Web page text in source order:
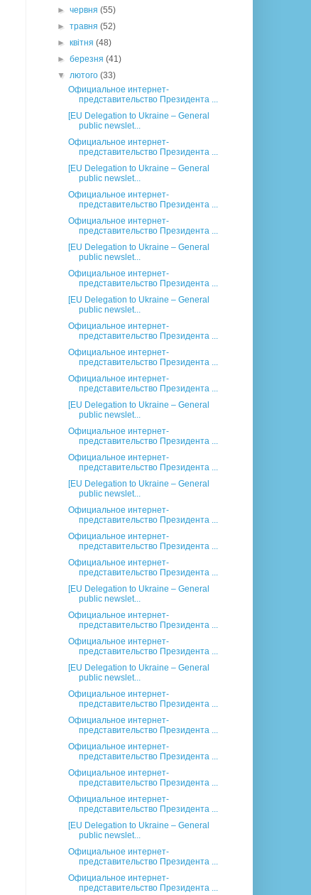
►червня(55)
►травня(52)
►квітня(48)
►березня(41)
▼лютого(33)
Официальное интернет-
представительство Президента ...
[EU Delegation to Ukraine – General
public newslet...
Официальное интернет-
представительство Президента ...
[EU Delegation to Ukraine – General
public newslet...
Официальное интернет-
представительство Президента ...
Официальное интернет-
представительство Президента ...
[EU Delegation to Ukraine – General
public newslet...
Официальное интернет-
представительство Президента ...
[EU Delegation to Ukraine – General
public newslet...
Официальное интернет-
представительство Президента ...
Официальное интернет-
представительство Президента ...
Официальное интернет-
представительство Президента ...
[EU Delegation to Ukraine – General
public newslet...
Официальное интернет-
представительство Президента ...
Официальное интернет-
представительство Президента ...
[EU Delegation to Ukraine – General
public newslet...
Официальное интернет-
представительство Президента ...
Официальное интернет-
представительство Президента ...
Официальное интернет-
представительство Президента ...
[EU Delegation to Ukraine – General
public newslet...
Официальное интернет-
представительство Президента ...
Официальное интернет-
представительство Президента ...
[EU Delegation to Ukraine – General
public newslet...
Официальное интернет-
представительство Президента ...
Официальное интернет-
представительство Президента ...
Официальное интернет-
представительство Президента ...
Официальное интернет-
представительство Президента ...
Официальное интернет-
представительство Президента ...
[EU Delegation to Ukraine – General
public newslet...
Официальное интернет-
представительство Президента ...
Официальное интернет-
представительство Президента ...